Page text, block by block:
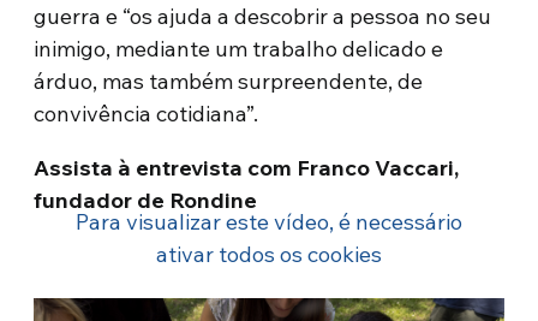
guerra e “os ajuda a descobrir a pessoa no seu
inimigo, mediante um trabalho delicado e
árduo, mas também surpreendente, de
convivência cotidiana”.
Assista à entrevista com Franco Vaccari,
fundador de Rondine
Para visualizar este vídeo, é necessário
ativar todos os cookies